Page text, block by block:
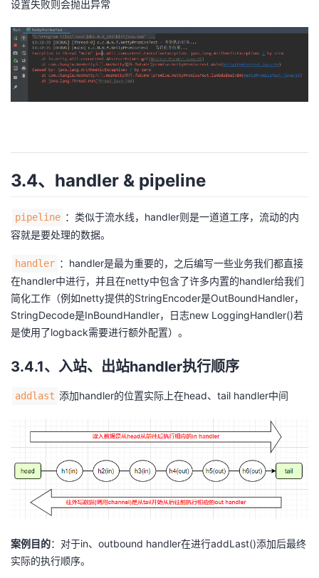
设置失败则会抛出异常
3.4、handler & pipeline
pipeline ：类似于流水线，handler则是一道道工序，流动的内
容就是要处理的数据。
handler ：handler是最为重要的，之后编写一些业务我们都直接
在handler中进行，并且在netty中包含了许多内置的handler给我们
简化工作（例如netty提供的StringEncoder是OutBoundHandler，
StringDecode是InBoundHandler，日志new LoggingHandler()若
是使用了logback需要进行额外配置）。
3.4.1、入站、出站handler执行顺序
addlast 添加handler的位置实际上在head、tail handler中间
案例目的：对于in、outbound handler在进行addLast()添加后最终
实际的执行顺序。